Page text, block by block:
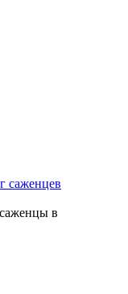
саженцев
в